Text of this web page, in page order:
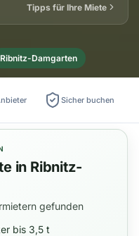
Tipps für Ihre Miete
Ribnitz-Damgarten
Sicher buchen
in Ribnitz-
gefunden
bis 3,5 t